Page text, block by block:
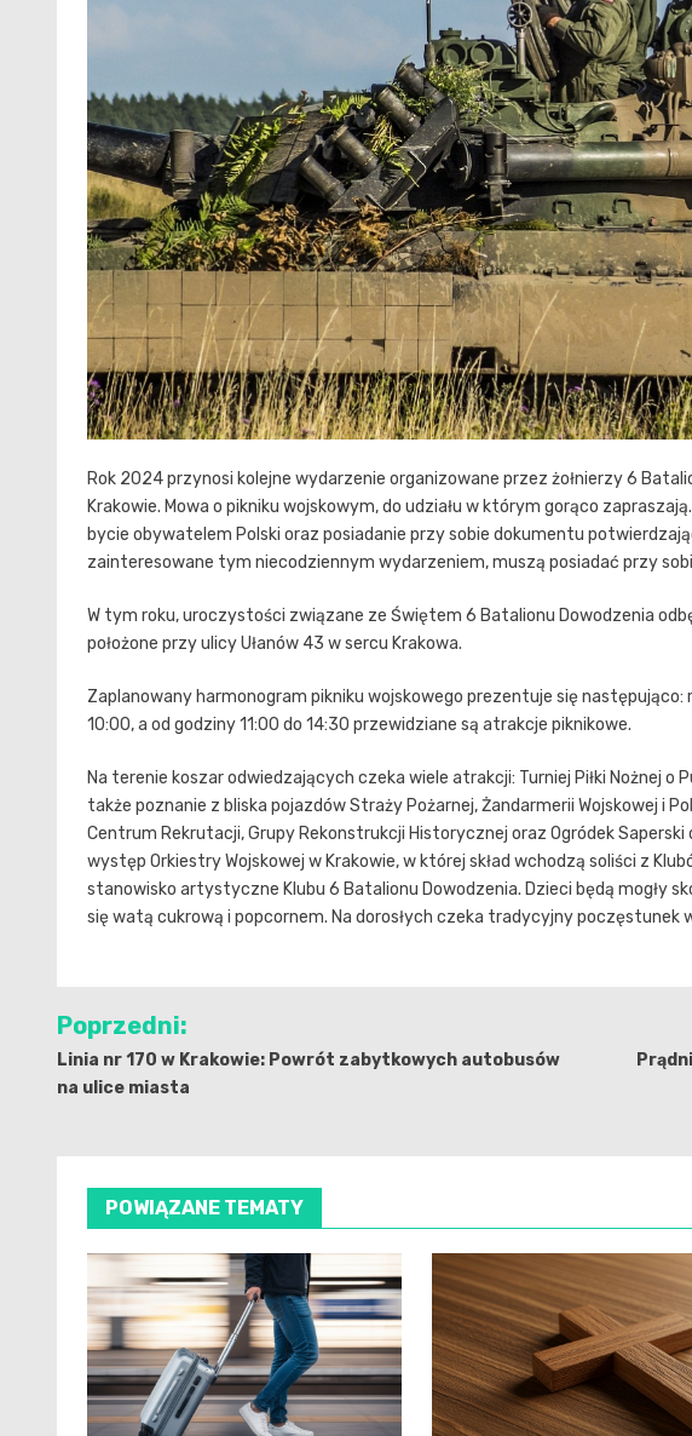
Rok 2024 przynosi kolejne wydarzenie organizowane przez żołnierzy 6
Krakowie. Mowa o pikniku wojskowym, do udziału w którym gorąco
bycie obywatelem Polski oraz posiadanie przy sobie dokumentu
zainteresowane tym niecodziennym wydarzeniem, muszą posiadać przy
W tym roku, uroczystości związane ze Świętem 6 Batalionu Dowodzenia
położone przy ulicy Ułanów 43 w sercu Krakowa.
Zaplanowany harmonogram pikniku wojskowego prezentuje się
10:00, a od godziny 11:00 do 14:30 przewidziane są atrakcje piknikowe.
Na terenie koszar odwiedzających czeka wiele atrakcji: Turniej Piłki Nożnej o
także poznanie z bliska pojazdów Straży Pożarnej, Żandarmerii Wojskowej i
Centrum Rekrutacji, Grupy Rekonstrukcji Historycznej oraz Ogródek Saperski
występ Orkiestry Wojskowej w Krakowie, w której skład wchodzą soliści z
stanowisko artystyczne Klubu 6 Batalionu Dowodzenia. Dzieci będą mogły
się watą cukrową i popcornem. Na dorosłych czeka tradycyjny poczęstunek
Nawigacja
wpisu
Poprzedni:
Linia nr 170 w Krakowie: Powrót zabytkowych autobusów
na ulice miasta
POWIĄZANE TEMATY